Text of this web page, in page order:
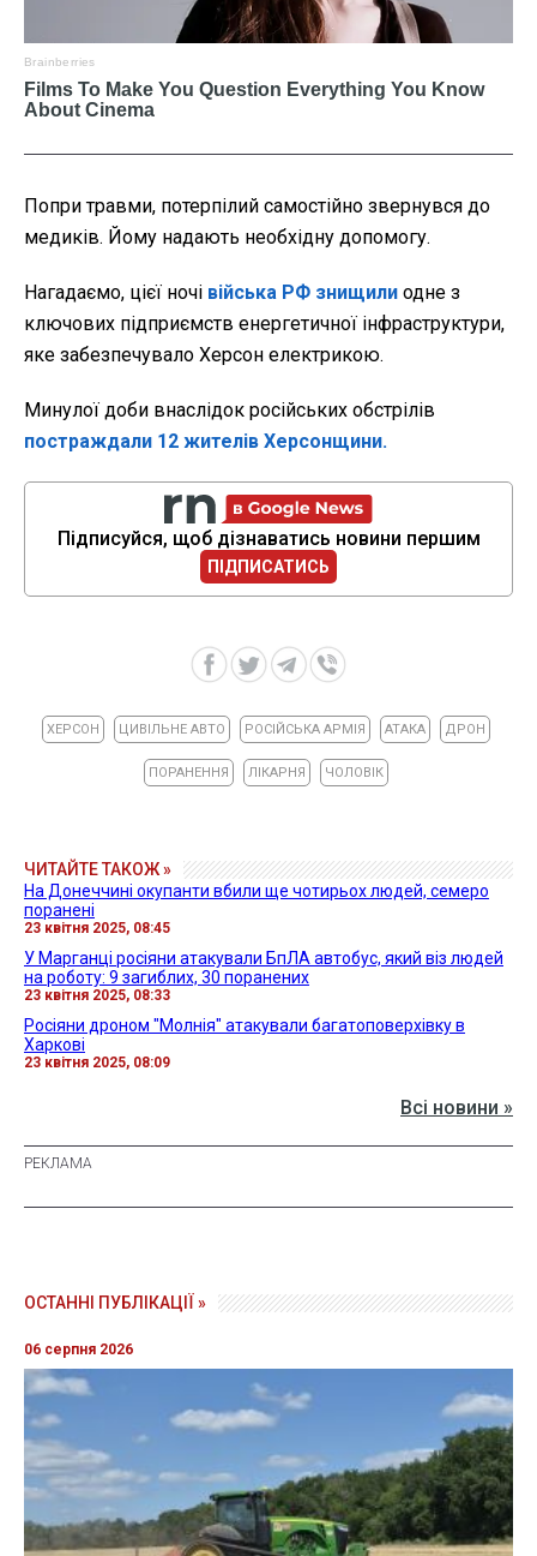
Попри травми, потерпілий самостійно звернувся до
медиків. Йому надають необхідну допомогу.
Нагадаємо, цієї ночі війська РФ знищили одне з
ключових підприємств енергетичної інфраструктури,
яке забезпечувало Херсон електрикою.
Минулої доби внаслідок російських обстрілів
постраждали 12 жителів Херсонщини.
Підписуйся, щоб дізнаватись новини першим
ПІДПИСАТИСЬ
ХЕРСОН ЦИВІЛЬНЕ АВТО РОСІЙСЬКА АРМІЯ АТАКА ДРОН
ПОРАНЕННЯ ЛІКАРНЯ ЧОЛОВІК
ЧИТАЙТЕ ТАКОЖ »
На Донеччині окупанти вбили ще чотирьох людей, семеро
поранені
23 квітня 2025, 08:45
У Марганці росіяни атакували БпЛА автобус, який віз людей
на роботу: 9 загиблих, 30 поранених
23 квітня 2025, 08:33
Росіяни дроном "Молнія" атакували багатоповерхівку в
Харкові
23 квітня 2025, 08:09
Всі новини »
ОСТАННІ ПУБЛІКАЦІЇ »
06 серпня 2026